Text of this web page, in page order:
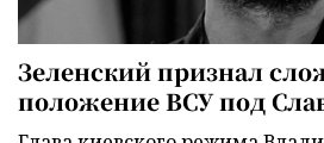
Зеленский признал
положение ВСУ под